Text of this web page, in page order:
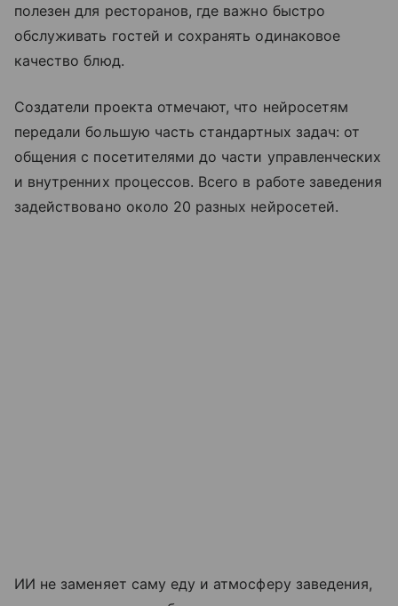
полезен для ресторанов, где важно быстро
обслуживать гостей и сохранять одинаковое
качество блюд.
Создатели проекта отмечают, что нейросетям
передали большую часть стандартных задач: от
общения с посетителями до части управленческих
и внутренних процессов. Всего в работе заведения
задействовано около 20 разных нейросетей.
ИИ не заменяет саму еду и атмосферу заведения,